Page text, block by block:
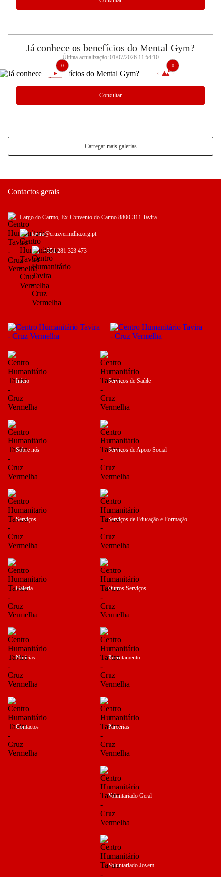
Já conhece os benefícios do Mental Gym?
Última actualização: 01/07/2026 11:54:10
0 0
Consultar
Carregar mais galerias
Contactos gerais
Largo do Carmo, Ex-Convento do Carmo 8800-311 Tavira
tavira@cruzvermelha.org.pt
+351 281 323 473
Início
Sobre nós
Serviços
Galeria
Notícias
Contactos
Serviços de Saúde
Serviços de Apoio Social
Serviços de Educação e Formação
Outros Serviços
Recrutamento
Parcerias
Voluntariado Geral
Voluntariado Jovem